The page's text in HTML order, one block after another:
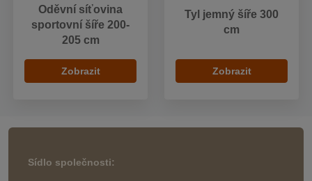
Oděvní síťovina
sportovní šíře 200-
205 cm
Zobrazit
Tyl jemný šíře 300
cm
Zobrazit
Sídlo společnosti: